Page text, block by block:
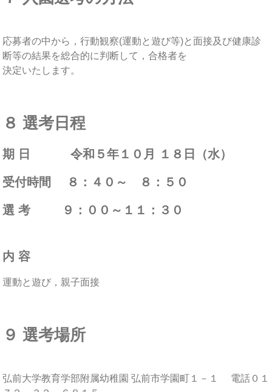
応募者の中から，行動観察(運動と遊び等)と面接及び健康診
断等の結果を総合的に判断して，合格者を
決定いたします。
８ 選考日程
期 日 令和５年１０月 １８日（水）
受付時間 ８：４０～ ８：５０
選 考 ９：００～１１：３０
内 容
運動と遊び，親子面接
９ 選考場所
弘前大学教育学部附属幼稚園 弘前市学園町１－１ 電話０１